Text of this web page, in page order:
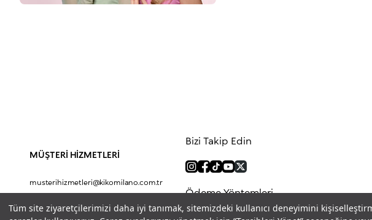
Tüm site ziyaretçilerimizi daha iyi tanımak, sitemizdeki kullanıcı deneyimini
MÜŞTERİ HİZMETLERİ
musterihizmetleri@kikomilano.com.tr
Bizi Takip Edin
Ödeme Yöntemleri